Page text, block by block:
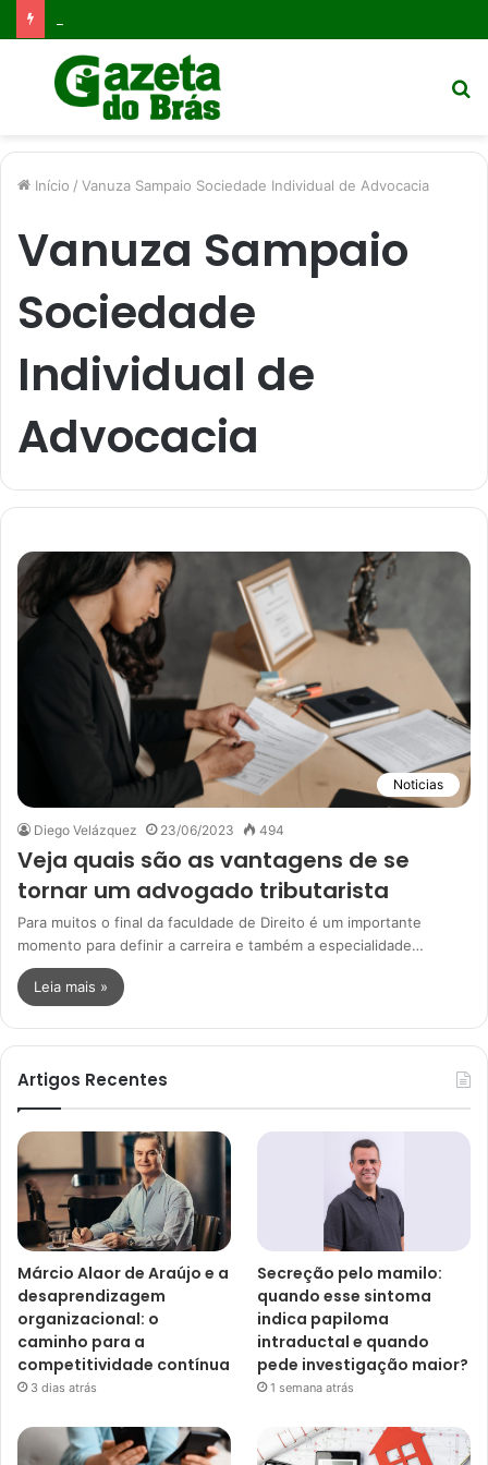
Menu
Início / Vanuza Sampaio Sociedade Individual de Advocacia
Vanuza Sampaio
Sociedade
Individual de
Advocacia
Noticias
Diego Velázquez 23/06/2023 494
Veja quais são as vantagens de se
tornar um advogado tributarista
Para muitos o final da faculdade de Direito é um importante
momento para definir a carreira e também a especialidade…
Leia mais »
Artigos Recentes
Márcio Alaor de Araújo e a
desaprendizagem
organizacional: o
caminho para a
competitividade contínua
3 dias atrás
Secreção pelo mamilo:
quando esse sintoma
indica papiloma
intraductal e quando
pede investigação maior?
1 semana atrás